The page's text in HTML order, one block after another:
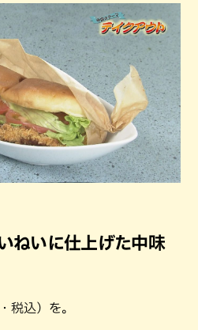
ねいに仕上げた中味
税込）を。